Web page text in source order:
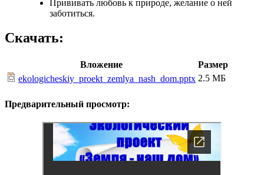
Прививать любовь к природе, желание о ней
заботиться.
Скачать:
Вложение
Размер
ekologicheskiy_proekt_zemlya_nash_dom.pptx 2.5 МБ
Предварительный просмотр: